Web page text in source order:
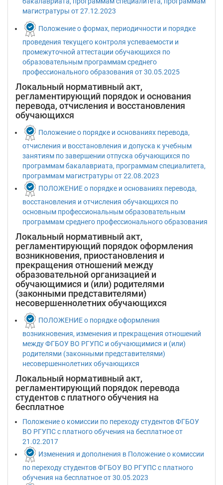
магистратуры от 27.12.2023
Положение о формах, периодичности и порядке
проведения текущего контроля успеваемости и
промежуточной аттестации обучающихся по
образовательным программам среднего
профессионального образования от 30.05.2025
Локальный нормативный акт,
регламентирующий порядок и основания
перевода, отчисления и восстановления
обучающихся
Положение о порядке и основаниях перевода,
отчисления и восстановления и допуска к учебным
занятиям по завершении отпуска обучающихся по
программам бакалавриата, программам специалитета,
программам магистратуры от 22.08.2023
ПОЛОЖЕНИЕ о порядке и основаниях перевода,
восстановления и отчисления обучающихся по
основным профессиональным образовательным
программам среднего профессионального образования
Локальный нормативный акт,
регламентирующий порядок оформления
возникновения, приостановления и
прекращения отношений между
образовательной организацией и
обучающимися и (или) родителями
(законными представителями)
несовершеннолетних обучающихся
ПОЛОЖЕНИЕ о порядке оформления
возникновения, изменения и прекращения отношений
между ФГБОУ ВО РГУПС и обучающимися и (или)
родителями (законными представителями)
несовершеннолетних обучающихся
Локальный нормативный акт,
регламентирующий порядок перевода
студентов с платного обучения на
бесплатное
Положение о комисcии по переходу студентов ФГБОУ
ВО РГУПС с платного обучения на бесплатное от
21.02.2017
Изменения и дополнения в Положение о комиссии
по переходу студентов ФГБОУ ВО РГУПС с платного
обучения на бесплатное от 30.05.2023